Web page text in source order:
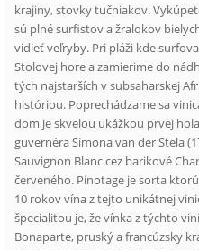
krajiny, stovky tučniakov.
sú plné surfistov a žralokov
vidieť veľryby. Pri pláži kde
Stolovej hore a zamierime do
tých najstarších v subsaharskej
históriou. Poprechádzame sa
dom je skvelou ukážkou prvej
guvernéra Simona van der Stela
Sauvignon Blanc cez barikové
červeného. Pinotage je sorta
10 rokov vína z tejto unikátnej
špecialitou je, že vínka z týchto
Bonaparte, pruský a francúzsky